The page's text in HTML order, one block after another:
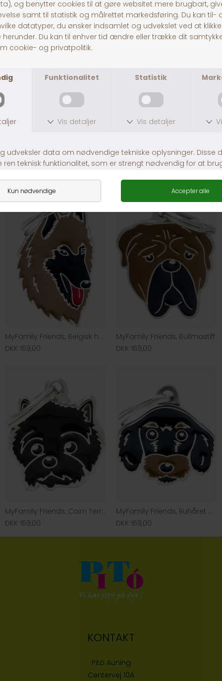
https://www.retsinformation.dk/eli/lta/1969/496
30 dages returret
Fragt fra 39,-
1-3 dages levering
MyFamily Friends, Belgisk hyrdehund
DKK 169,00
MyFamily Friends, Bullmastiff
DKK 169,00
MyFamily Friends, Cairn Terrier
DKK 169,00
MyFamily Friends, Ruhåret Gravhund
DKK 169,00
KONTAKT
Pitó Auning
Centervej 10A